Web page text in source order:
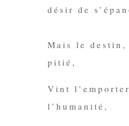
désir de
Mais le destin ,
pitié,
Vint
l’humanité,